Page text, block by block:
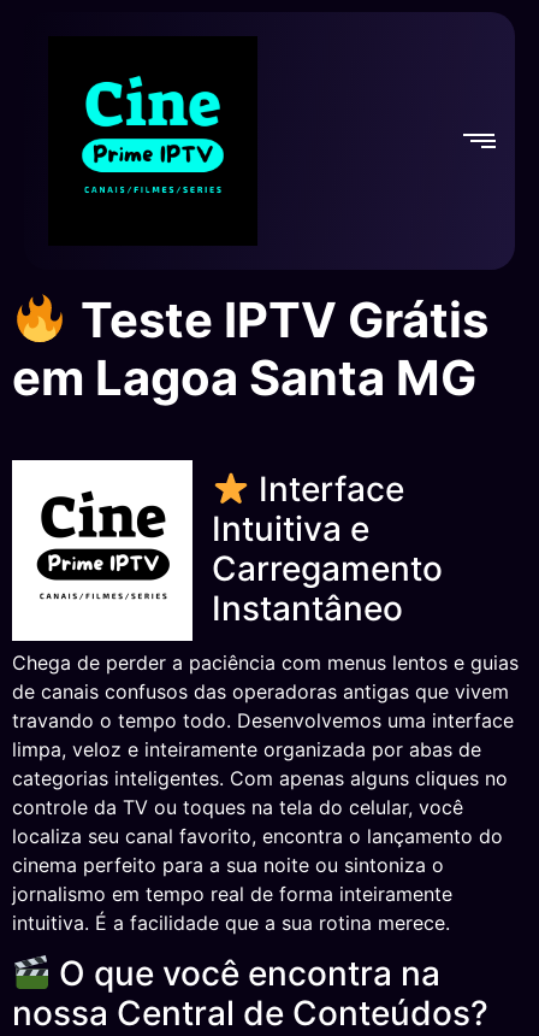
Teste IPTV Grátis
em Lagoa Santa MG
Interface
Intuitiva e
Carregamento
Instantâneo
Chega de perder a paciência com menus lentos e guias
de canais confusos das operadoras antigas que vivem
travando o tempo todo. Desenvolvemos uma interface
limpa, veloz e inteiramente organizada por abas de
categorias inteligentes. Com apenas alguns cliques no
controle da TV ou toques na tela do celular, você
localiza seu canal favorito, encontra o lançamento do
cinema perfeito para a sua noite ou sintoniza o
jornalismo em tempo real de forma inteiramente
intuitiva. É a facilidade que a sua rotina merece.
O que você encontra na
nossa Central de Conteúdos?